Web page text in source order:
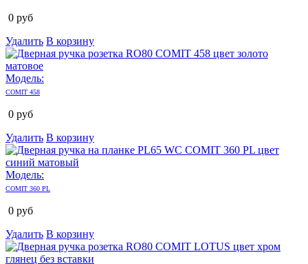
0 руб
Удалить В корзину
Модель:
COMIT 458
0 руб
Удалить В корзину
Модель:
COMIT 360 PL
0 руб
Удалить В корзину